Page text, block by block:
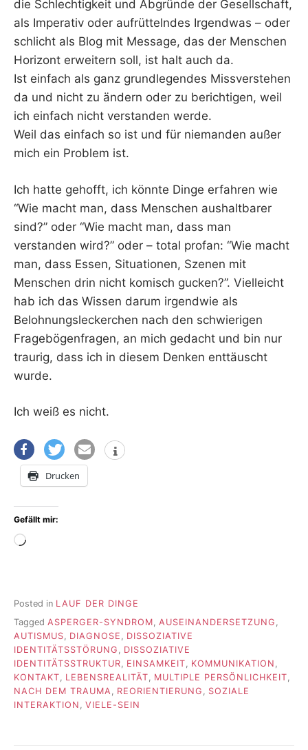
die Schlechtigkeit und Abgründe der Gesellschaft,
als Imperativ oder aufrüttelndes Irgendwas – oder
schlicht als Blog mit Message, das der Menschen
Horizont erweitern soll, ist halt auch da.
Ist einfach als ganz grundlegendes Missverstehen
da und nicht zu ändern oder zu berichtigen, weil
ich einfach nicht verstanden werde.
Weil das einfach so ist und für niemanden außer
mich ein Problem ist.
Ich hatte gehofft, ich könnte Dinge erfahren wie
“Wie macht man, dass Menschen aushaltbarer
sind?” oder “Wie macht man, dass man
verstanden wird?” oder – total profan: “Wie macht
man, dass Essen, Situationen, Szenen mit
Menschen drin nicht komisch gucken?”. Vielleicht
hab ich das Wissen darum irgendwie als
Belohnungsleckerchen nach den schwierigen
Fragebögenfragen, an mich gedacht und bin nur
traurig, dass ich in diesem Denken enttäuscht
wurde.
Ich weiß es nicht.
Drucken
Gefällt mir:
Wird
Posted in LAUF DER DINGE
Tagged ASPERGER-SYNDROM AUSEINANDERSETZUNG
AUTISMUS
DIAGNOSE
DISSOZIATIVE
IDENTITÄTSSTÖRUNG
DISSOZIATIVE
IDENTITÄTSSTRUKTUR
EINSAMKEIT KOMMUNIKATION
KONTAKT
LEBENSREALITÄT MULTIPLE PERSÖNLICHKEIT
NACH DEM TRAUMA
REORIENTIERUNG
SOZIALE
INTERAKTION
VIELE-SEIN